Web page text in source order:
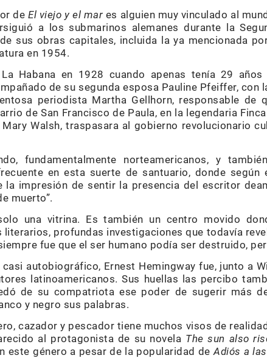
deEl viejo y el mar es alguien muy vinculado al
a los submarinos alemanes durante la
sus obras capitales, incluida la ya mencionada
en 1954.
Habana en 1928 cuando apenas tenía 29 años
de su segunda esposa Pauline Pfeiffer, con
periodista Martha Gellhorn, responsable de
de San Francisco de Paula, en la legendaria
Walsh, traspasara al gobierno revolucionario
fundamentalmente norteamericanos, y
en esta suerte de santuario, donde según
la impresión de sentir la presencia del escritor
muerto”.
una vitrina. Es también un centro movido
literarios, profundas investigaciones que todavía
fue que el ser humano podía ser destruido,
autobiográfico, Ernest Hemingway fue, junto a
latinoamericanos. Sus huellas las percibo
de su compatriota ese poder de sugerir más
y negro sus palabras.
cazador y pescador tiene muchos visos de
al protagonista de su novela The sun also
este género a pesar de la popularidad deAdiós a